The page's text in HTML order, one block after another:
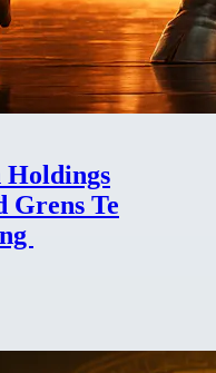
Grens Te